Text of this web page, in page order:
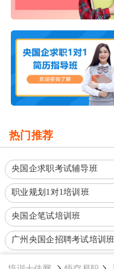
热门推荐
央国企求职考试辅导班
职业规划1对1培训班
央国企笔试培训班
广州央国企招聘考试培训班